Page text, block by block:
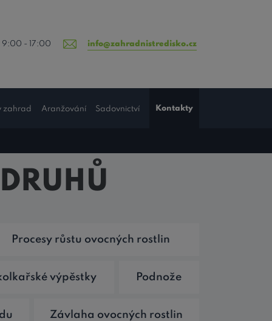
9:00 - 17:00 info@zahradnistredisko.cz
zahrad Aranžování Sadovnictví Kontakty
Procesy růstu ovocných rostlin
výpěstky Podnože
Závlaha ovocných rostlin